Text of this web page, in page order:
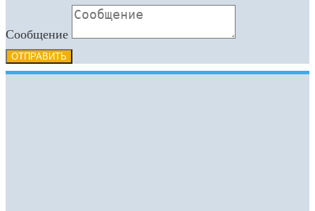
Сообщение
ОТПРАВИТЬ